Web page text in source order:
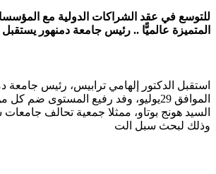
للتوسع في عقد الشراكات الدولية مع
المتميزة عالميًّا .. رئيس جامعة دمنهور يستقبل
استقبل الدكتور إلهامي ترابيس، رئيس جامعة
الموافق 29يوليو، وفد رفيع المستوى ضم
السيد هونج بوتاو، ممثلا جمعية تحالف جامعات
وذلك لبحث سبل الت